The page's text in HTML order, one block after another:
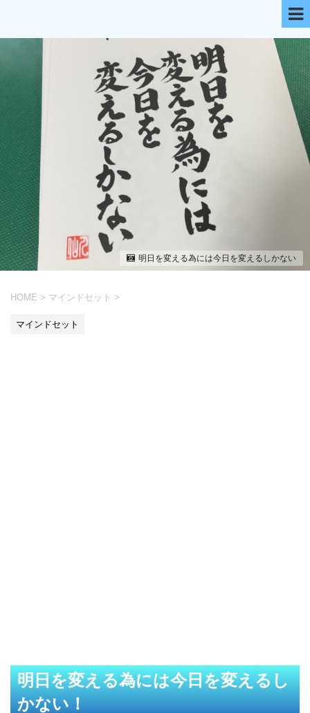
明日を変える為には今日を変えるしかない
HOME > マインドセット >
マインドセット
明日を変える為には今日を変えるし
かない！